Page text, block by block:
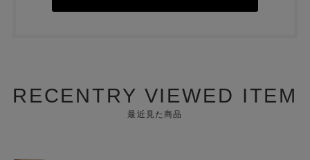
RECENTRY VIEWED ITEM
最近見た商品